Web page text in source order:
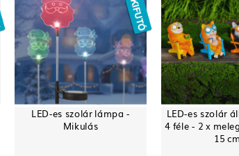
LED-es szolár lámpa -
Mikulás
LED-es szolár
4 féle - 2 x
15 cm